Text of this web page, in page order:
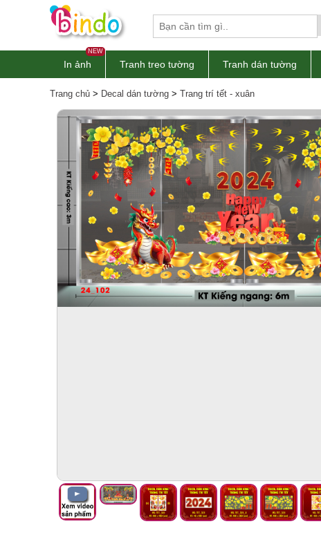
NEW
In ảnh Tranh treo tường Tranh dán tường
Trang chủ > Decal dán tường > Trang trí tết - xuân